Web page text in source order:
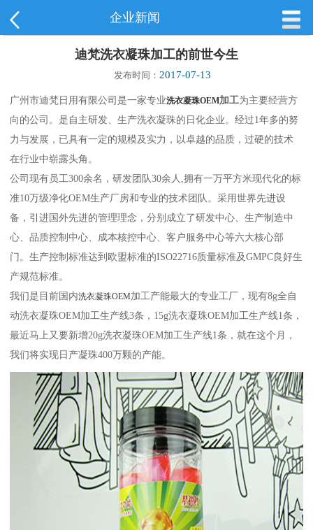
企业新闻
迪梵洗衣凝珠加工的前世今生
发布时间：2017-07-13
广州市迪梵日用有限公司是一家专业洗衣凝珠OEM加工为主要经营方
向的公司。是自主研发、生产洗衣凝珠的日化企业。经过1年多的努
力与发展，已具有一定的规模及实力，以卓越的品质，过硬的技术
在行业中崭露头角。
公司现有员工300余名，研发团队30余人,拥有一万平方米现代化的标
准10万级净化OEM生产厂房和专业的技术团队。采用世界先进设
备，引进国外先进的管理理念，分别成立了研发中心、生产制造中
心、品质控制中心、成本核控中心、客户服务中心等六大核心部
门。生产控制标准达到欧盟标准的ISO22716质量标准及GMPC良好生
产规范标准。
我们是目前国内洗衣凝珠OEM加工产能最大的专业工厂，现有8g全自
动洗衣凝珠OEM加工生产线3条，15g洗衣凝珠OEM加工生产线1条，
最近马上又要新增20g洗衣凝珠OEM加工生产线1条，就在这个月，
我们将实现日产凝珠400万颗的产能。